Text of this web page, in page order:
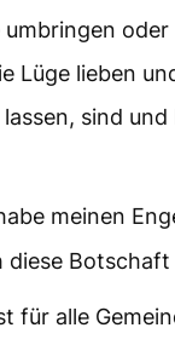
Lüge lieben
sind
meinen
diese
für alle